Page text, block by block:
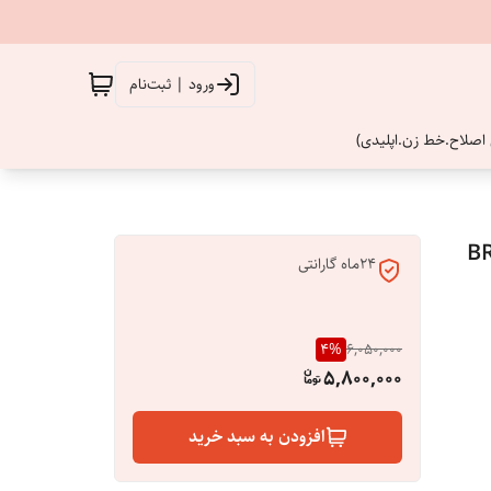
ورود | ثبت‌نام
زن.اپلیدی)
24ماه گارانتی
6,050,000
4%
5,800,000
افزودن به سبد خرید